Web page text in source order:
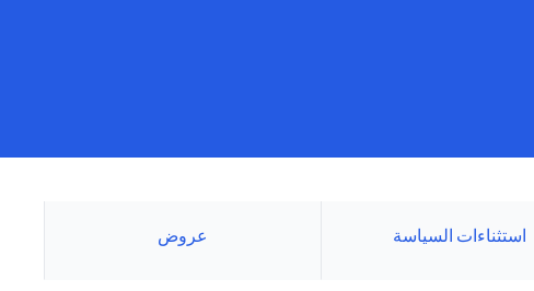
استثناءات السياسة عروض